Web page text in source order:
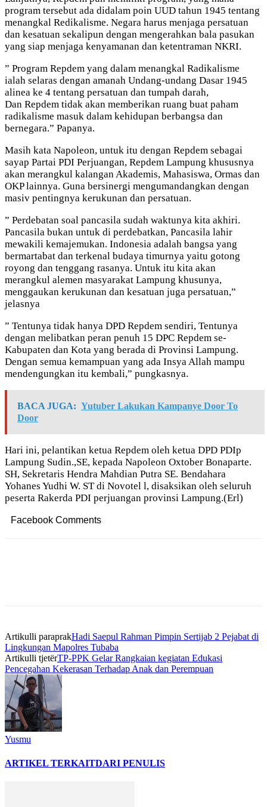
program tersebut ada didalam poin UUD tahun 1945 tentang
menangkal Redikalisme. Negara harus menjaga persatuan
dan kesatuan sekalipun dengan mengerahkan bala pasukan
yang siap menjaga kenyamanan dan ketentraman NKRI.
” Program Repdem yang dalam menangkal Radikalisme
ialah selaras dengan amanah Undang-undang Dasar 1945
alinea ke 4 tentang persatuan dan tumpah darah,
Dan Repdem tidak akan memberikan ruang buat paham
radikalisme masuk dalam kehidupan berbangsa dan
bernegara.” Papanya.
Masih kata Napoleon, untuk itu dengan Repdem sebagai
sayap Partai PDI Perjuangan, Repdem Lampung khususnya
akan merangkul kalangan Akademis, Mahasiswa, Ormas dan
OKP lainnya. Guna bersinergi mengumandangkan dengan
masiv pentingnya kerukunan dan persatuan.
” Perdebatan soal pancasila sudah waktunya kita akhiri.
Pancasila bukan untuk di perdebatkan, Pancasila lahir
mewakili kemajemukan. Indonesia adalah bangsa yang
bermartabat dan terkenal budaya timurnya yaitu gotong
royong dan tenggang rasanya. Untuk itu kita akan
merangkul alemen masyarakat Lampung khusunya,
menggaukan kerukunan dan kesatuan juga persatuan,”
jelasnya
” Tentunya tidak hanya DPD Repdem sendiri, Tentunya
dengan melibatkan peran penuh 15 DPC Repdem se-
Kabupaten dan Kota yang berada di Provinsi Lampung.
Dengan semua kemampuan yang ada Insya Allah mampu
mendengungkan itu kembali,” pungkasnya.
BACA JUGA: Yutuber Lakukan Kampanye Door To
Door
Hari ini, pelantikan ketua Repdem oleh ketua DPD PDIp
Lampung Sudin.,SE, kepada Napoleon Oxtober Bonaparte.
SH, Sekretaris Hendra Mahdian Putra SE. Bendahara
Yohanes Yudhi W. ST di Novotel l, disaksikan oleh seluruh
peserta Rakerda PDI perjuangan provinsi Lampung.(Erl)
Facebook Comments
Artikulli paraprakHadi Saepul Rahman Pimpin Sertijab 2 Pejabat di
Lingkungan Mapolres Tubaba
Artikulli tjetërTP-PPK Gelar Rangkaian kegiatan Edukasi
Pencegahan Kekerasan Terhadap Anak dan Perempuan
Yusmu
ARTIKEL TERKAITDARI PENULIS